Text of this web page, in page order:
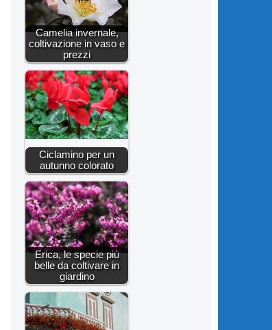
Camelia invernale,
coltivazione in vaso e
prezzi
Ciclamino per un
autunno colorato
Erica, le specie più
belle da coltivare in
giardino